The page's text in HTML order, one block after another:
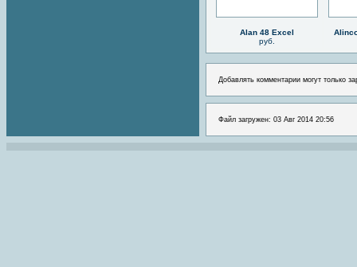
Alan 48 Excel
руб.
Добавлять комментарии могут только
Файл загружен: 03 Авг 2014 20:56